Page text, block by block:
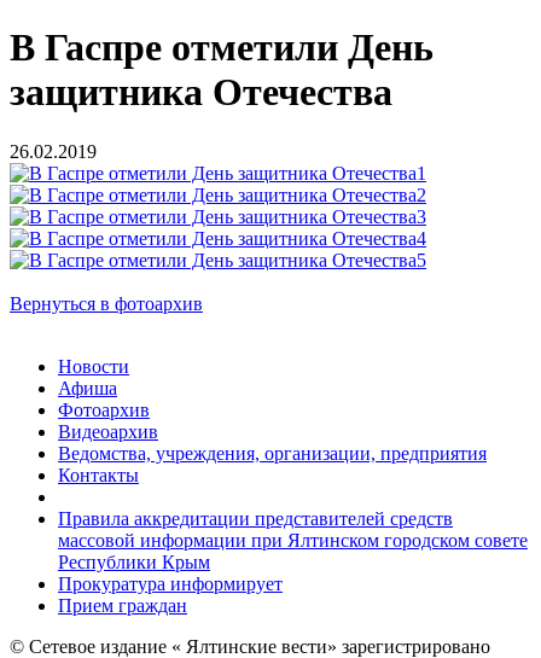
В Гаспре отметили День
защитника Отечества
26.02.2019
Вернуться в фотоархив
Новости
Афиша
Фотоархив
Видеоархив
Ведомства, учреждения, организации, предприятия
Контакты
Правила аккредитации представителей средств
массовой информации при Ялтинском городском совете
Республики Крым
Прокуратура информирует
Прием граждан
© Сетевое издание « Ялтинские вести» зарегистрировано